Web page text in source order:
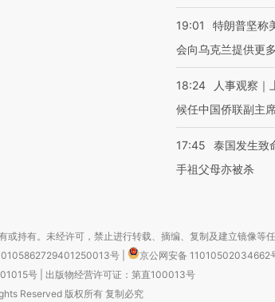
19:01
特朗普坚称
会向乌克兰提供更多
18:24
人事观察｜
候任中国侨联副主
17:45
泰国发生致
手祖父母亦被杀
持有。未经许可，禁止进行转载、摘编、复制及建立镜像等任
号
京公网安备 11010502034662
号| 出版物经营许可证：第直100013号
Reserved 版权所有 复制必究